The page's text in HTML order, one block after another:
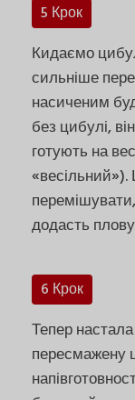
5 Крок
Кидаємо
сильніше
насиченим
без цибулі,
готують на
додасть
6 Крок
Тепер
пересмажену